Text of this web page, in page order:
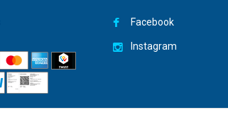
Facebook
Instagram